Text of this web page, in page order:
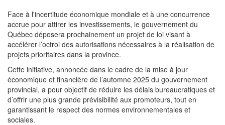
Face à l'incertitude économique mondiale et à une concurrence
accrue pour attirer les investissements, le gouvernement du
Québec déposera prochainement un projet de loi visant à
accélérer l’octroi des autorisations nécessaires à la réalisation de
projets prioritaires dans la province.
Cette initiative, annoncée dans le cadre de la mise à jour
économique et financière de l’automne 2025 du gouvernement
provincial, a pour objectif de réduire les délais bureaucratiques et
d’offrir une plus grande prévisibilité aux promoteurs, tout en
garantissant le respect des normes environnementales et
sociales.